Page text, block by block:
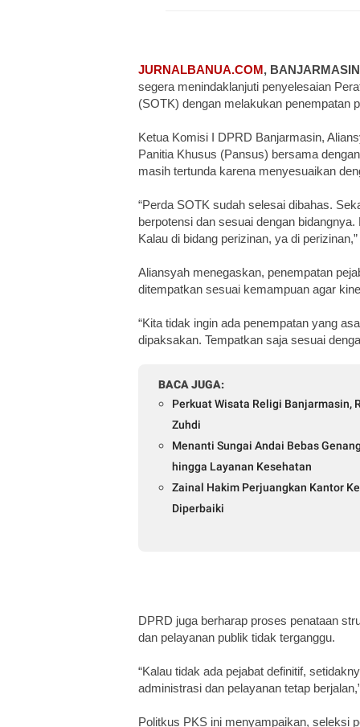
JURNALBANUA.COM, BANJARMASIN
segera menindaklanjuti penyelesaian
(SOTK) dengan melakukan penempatan
Ketua Komisi I DPRD Banjarmasin,
Panitia Khusus (Pansus) bersama
masih tertunda karena menyesuaikan
“Perda SOTK sudah selesai dibahas.
berpotensi dan sesuai dengan
Kalau di bidang perizinan, ya di
Aliansyah menegaskan, penempatan
ditempatkan sesuai kemampuan agar
“Kita tidak ingin ada penempatan yang
dipaksakan. Tempatkan saja sesuai
BACA JUGA:
Perkuat Wisata Religi Banjarmasin,
Zuhdi
Menanti Sungai Andai Bebas
hingga Layanan Kesehatan
Zainal Hakim Perjuangkan Kantor
Diperbaiki
DPRD juga berharap proses penataan
dan pelayanan publik tidak terganggu.
“Kalau tidak ada pejabat definitif,
administrasi dan pelayanan tetap
Politkus PKS ini menyampaikan, seleksi